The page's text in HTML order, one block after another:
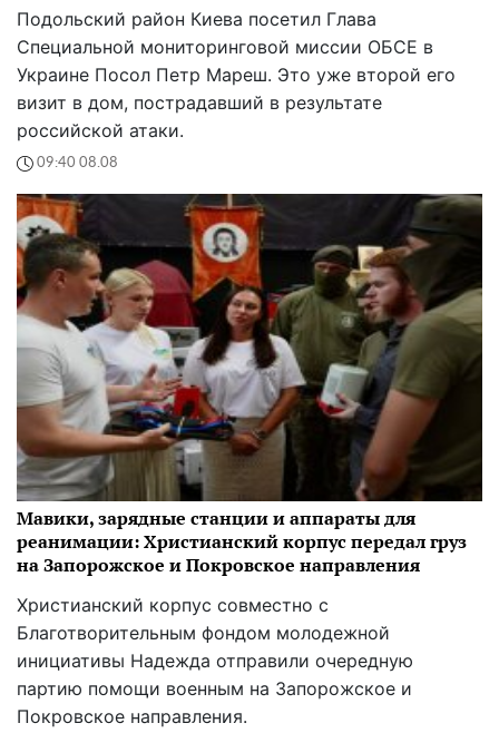
Подольский район Киева посетил Глава
Специальной мониторинговой миссии ОБСЕ в
Украине Посол Петр Мареш. Это уже второй его
визит в дом, пострадавший в результате
российской атаки.
09:40 08.08
Мавики, зарядные станции и аппараты для
реанимации: Христианский корпус передал груз
на Запорожское и Покровское направления
Христианский корпус совместно с
Благотворительным фондом молодежной
инициативы Надежда отправили очередную
партию помощи военным на Запорожское и
Покровское направления.